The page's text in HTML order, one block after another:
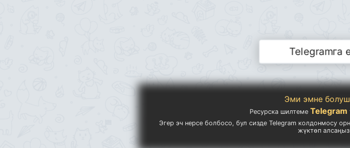
Telegramга
Эми эмне
Ресурска шилтеме Telegram
Эгер эч нерсе болбосо, бул сизде Telegram колдонмосу
жүктөп